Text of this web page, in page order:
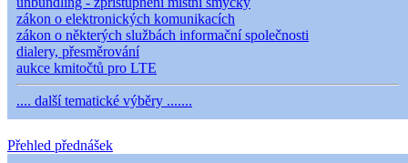
zákon o elektronických komunikacích
zákon o některých službách informační společnosti
dialery, přesměrování
aukce kmitočtů pro LTE
.... další tematické výběry .......
Přehled přednášek